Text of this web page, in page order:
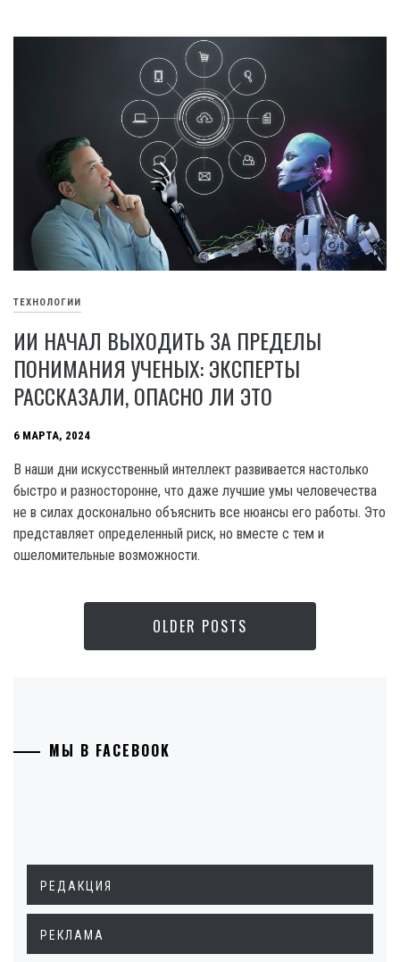
ТЕХНОЛОГИИ
ИИ НАЧАЛ ВЫХОДИТЬ ЗА ПРЕДЕЛЫ
ПОНИМАНИЯ УЧЕНЫХ: ЭКСПЕРТЫ
РАССКАЗАЛИ, ОПАСНО ЛИ ЭТО
6 МАРТА, 2024
В наши дни искусственный интеллект развивается настолько
быстро и разносторонне, что даже лучшие умы человечества
не в силах досконально объяснить все нюансы его работы. Это
представляет определенный риск, но вместе с тем и
ошеломительные возможности.
OLDER POSTS
МЫ В FACEBOOK
РЕДАКЦИЯ
РЕКЛАМА